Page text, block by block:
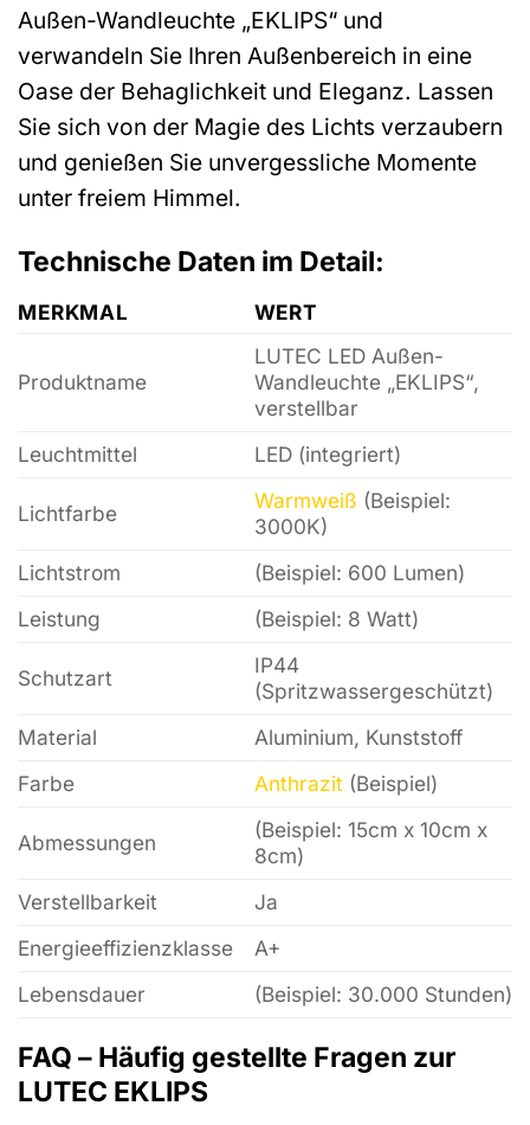
Außen-Wandleuchte „EKLIPS“ und
verwandeln Sie Ihren Außenbereich in eine
Oase der Behaglichkeit und Eleganz. Lassen
Sie sich von der Magie des Lichts verzaubern
und genießen Sie unvergessliche Momente
unter freiem Himmel.
Technische Daten im Detail:
MERKMAL WERT
Produktname
LUTEC LED Außen-
Wandleuchte „EKLIPS“,
verstellbar
Leuchtmittel
LED (integriert)
Lichtfarbe
Warmweiß (Beispiel:
3000K)
Lichtstrom
(Beispiel: 600 Lumen)
Leistung
(Beispiel: 8 Watt)
Schutzart
IP44
(Spritzwassergeschützt)
Material
Aluminium, Kunststoff
Farbe
Anthrazit(Beispiel)
Abmessungen
(Beispiel: 15cm x 10cm x
8cm)
Verstellbarkeit
Ja
Energieeffizienzklasse
A+
Lebensdauer
(Beispiel: 30.000 Stunden)
FAQ – Häufig gestellte Fragen zur
LUTEC EKLIPS